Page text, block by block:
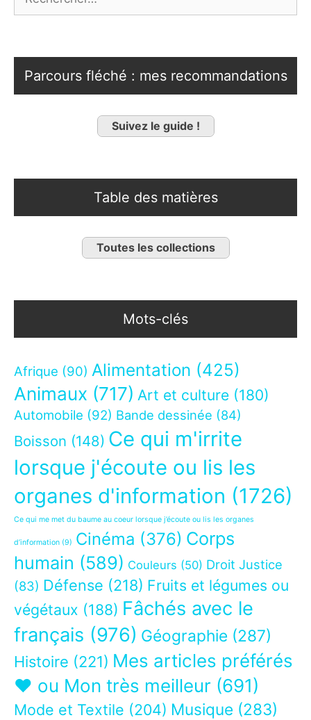
Parcours fléché : mes recommandations
Suivez le guide !
Table des matières
Toutes les collections
Mots-clés
Afrique (90) Alimentation (425)
Animaux (717) Art et culture (180)
Automobile (92) Bande dessinée (84)
Boisson (148) Ce qui m'irrite
lorsque j'écoute ou lis les
organes d'information (1726)
Ce qui me met du baume au coeur lorsque j’écoute ou lis les organes
d’information (9) Cinéma (376) Corps
humain (589) Couleurs (50) Droit Justice
(83) Défense (218) Fruits et légumes ou
végétaux (188) Fâchés avec le
français (976) Géographie (287)
Histoire (221) Mes articles préférés
❤ ou Mon très meilleur (691)
Mode et Textile (204) Musique (283)